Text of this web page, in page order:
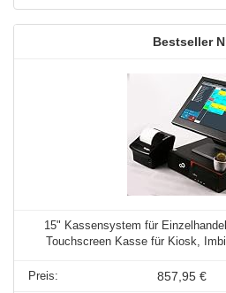
15" Kassensystem für
Touchscreen Kasse für Kiosk,
857,95 €